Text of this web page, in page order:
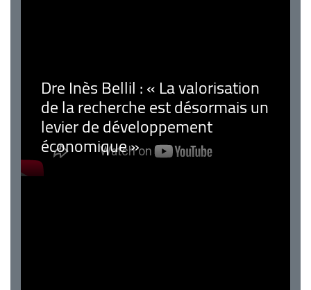
Dre Inès Bellil : « La valorisation
de la recherche est désormais un
levier de développement
économique »